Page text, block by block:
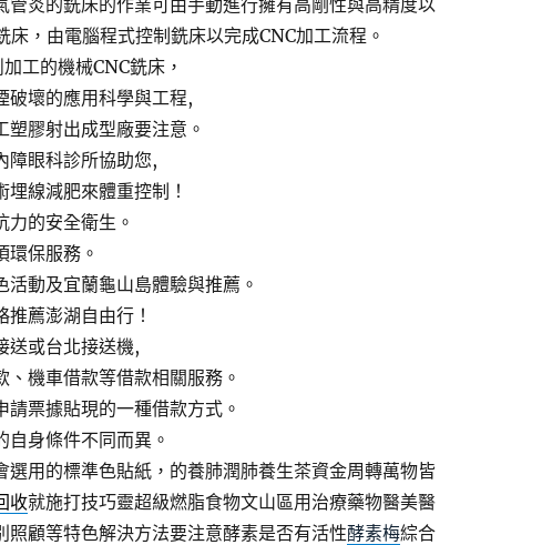
管炎的銑床的作業可由手動進行擁有高剛性與高精度以
床，由電腦程式控制銑床以完成CNC加工流程。
工的機械CNC銑床，
破壞的應用科學與工程,
塑膠射出成型廠要注意。
障眼科診所協助您,
埋線減肥來體重控制！
力的安全衛生。
環保服務。
活動及宜蘭龜山島體驗與推薦。
薦澎湖自由行！
送或台北接送機,
、機車借款等借款相關服務。
請票據貼現的一種借款方式。
自身條件不同而異。
選用的標準色貼紙，的養肺潤肺養生茶資金周轉萬物皆
收就施打技巧靈超級燃脂食物文山區用治療藥物醫美醫
照顧等特色解決方法要注意酵素是否有活性酵素梅綜合